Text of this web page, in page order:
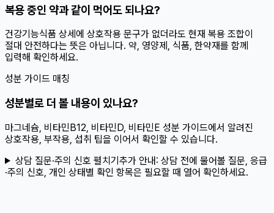
복용 중인 약과 같이 먹어도 되나요?
건강기능식품 상세에 상호작용 문구가 없더라도 현재 복용 조합이
절대 안전하다는 뜻은 아닙니다. 약, 영양제, 식품, 한약재를 함께
입력해 확인하세요.
성분 가이드 매칭
성분별로 더 볼 내용이 있나요?
마그네슘, 비타민B12, 비타민D, 비타민E 성분 가이드에서 알려진
상호작용, 부작용, 섭취 팁을 이어서 확인할 수 있습니다.
상담 질문·주의 신호 펼치기추가 안내: 상담 전에 물어볼 질문, 응급
·주의 신호, 개인 상태별 확인 항목은 필요할 때 열어 확인하세요.